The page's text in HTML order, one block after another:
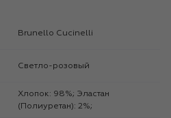
Brunello Cucinelli
Светло-розовый
Хлопок: 98%; Эластан
(Полиуретан): 2%;